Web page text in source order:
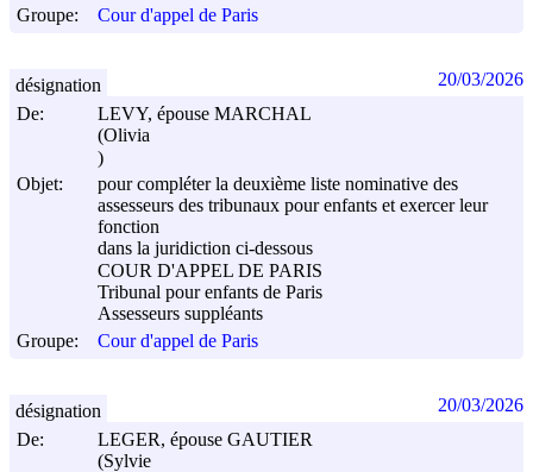
Groupe:
Cour d'appel de Paris
De:
LEVY, épouse MARCHAL
(Olivia
)
Objet:
pour compléter la deuxième liste nominative des
assesseurs des tribunaux pour enfants et exercer leur
fonction
dans la juridiction ci-dessous
COUR D'APPEL DE PARIS
Tribunal pour enfants de Paris
Assesseurs suppléants
Groupe:
Cour d'appel de Paris
désignation 20/03/2026
De:
LEGER, épouse GAUTIER
(Sylvie
désignation 20/03/2026